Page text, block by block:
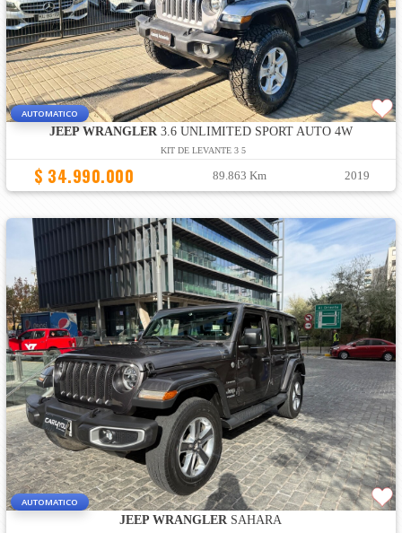
AUTOMATICO
JEEP WRANGLER3.6 UNLIMITED SPORT AUTO 4W
KIT DE LEVANTE 3 5
$ 34.990.000 89.863 Km 2019
AUTOMATICO
JEEP WRANGLERSAHARA